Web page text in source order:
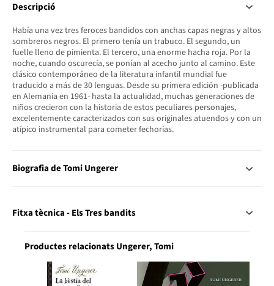
Descripció
Había una vez tres feroces bandidos con anchas capas negras y altos
sombreros negros. El primero tenía un trabuco. El segundo, un
fuelle lleno de pimienta. El tercero, una enorme hacha roja. Por la
noche, cuando oscurecía, se ponían al acecho junto al camino. Este
clásico contemporáneo de la literatura infantil mundial fue
traducido a más de 30 lenguas. Desde su primera edición -publicada
en Alemania en 1961- hasta la actualidad, muchas generaciones de
niños crecieron con la historia de estos peculiares personajes,
excelentemente caracterizados con sus originales atuendos y con un
atípico instrumental para cometer fechorías.
Biografia de Tomi Ungerer
Fitxa tècnica - Els Tres bandits
Productes relacionats Ungerer, Tomi